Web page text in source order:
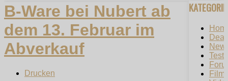
B-Ware bei Nubert ab
dem 13. Februar im
Abverkauf
Drucken